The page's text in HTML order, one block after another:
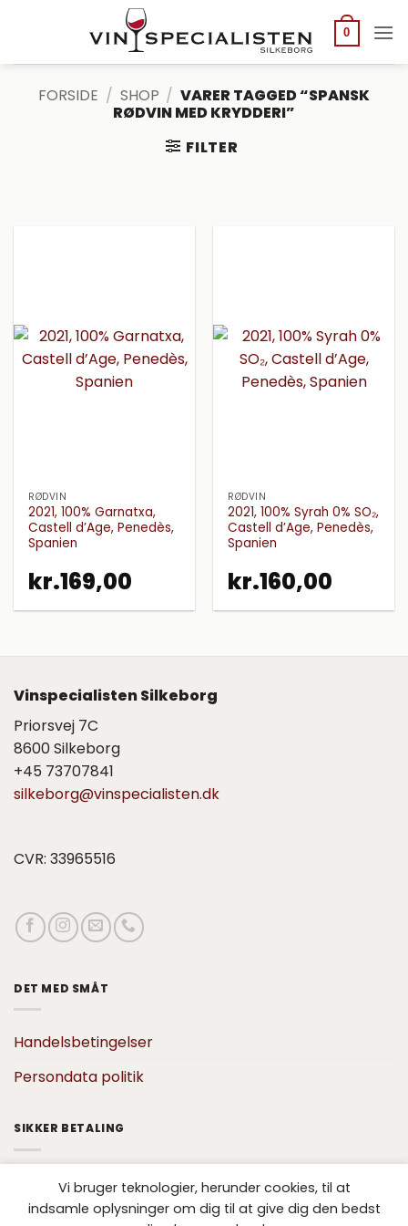
0
FORSIDE / SHOP / VARER TAGGED “SPANSK
RØDVIN MED KRYDDERI”
FILTER
RØDVIN
2021, 100% Garnatxa,
Castell d’Age, Penedès,
Spanien
kr.169,00
RØDVIN
2021, 100% Syrah 0% SO₂,
Castell d’Age, Penedès,
Spanien
kr.160,00
Vinspecialisten Silkeborg
Priorsvej 7C
8600 Silkeborg
+45 73707841
silkeborg@vinspecialisten.dk
CVR: 33965516
DET MED SMÅT
Handelsbetingelser
Persondata politik
SIKKER BETALING
Vi bruger teknologier, herunder cookies, til at
indsamle oplysninger om dig til at give dig den bedst